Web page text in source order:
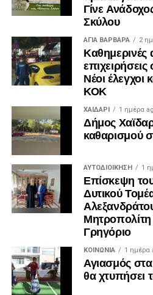
ΣΑΒΒΑΣ ΑΒΡΑΜΙΔΗΣ
ΣΥΜΒΟΥΛΟΙ ΠΕΡΙΣΤΕΡΙΟΥ
ΓΙΩΡΓΟΣ ΑΥΓΟΥΣΤΙΔΗΣ
ΣΥΜΒΟΥΛΟΙ ΠΕΡΙΣΤΕΡΙΟΥ
ΑΡΓΥΡΗΣ ΑΙΒΑΤΟΓΛΟΥ
ΣΥΜΒΟΥΛΟΙ ΠΕΡΙΣΤΕΡΙΟΥ
ΣΥΜΒΟΥΛΟΣ ΑΙΓΑΛΕΩ
ΒΕΛΕΝΤΖΑΣ ΓΙΩΡΓΟΣ
ΣΥΜΒΟΥΛΟΣ ΧΑΙΔΑΡΙΟΥ
ΔΟΥΜΟΥΡΑ ΔΗΜΗΤΡΑ
ΣΥΜΒΟΥΛΟΣ ΧΑΙΔΑΡΙΟΥ
ΓΙΑΝΝΗΣ ΑΛΕΞΟΠΟΥΛΟΣ
ΣΥΜΒΟΥΛΟΣ ΧΑΙΔΑΡΙΟΥ
Γίνε
Σκύλου
ΑΓΙΑ ΒΑΡΒΑΡΑ 2
Καθημερινές
Νέοι έλεγχοι
ΚΟΚ
ΧΑΪΔΑΡΙ 1 ημέρα
Δήμος
καθαρισμού
ΑΥΤΟΔΙΟΊΚΗΣΗ 1
Επίσκεψη
Δυτικού
Μητροπολίτη
Γρηγόριο
ΚΟΙΝΩΝΊΑ 1 ημέρα
Αγιασμός
θα χτυπήσει